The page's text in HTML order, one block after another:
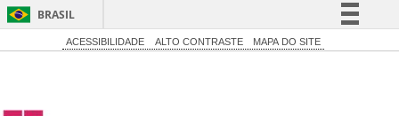
BRASIL
Simplifique!
ACESSIBILIDADE ALTO CONTRASTE MAPA DO SITE